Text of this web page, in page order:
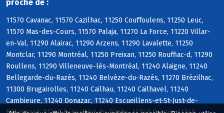
proche de :
11570 Cavanac, 11570 Cazilhac, 11250 Couffoulens, 11250 Leuc,
11570 Mas-des-Cours, 11570 Palaja, 11270 La Force, 11220 Villar-
en-Val, 11290 Alairac, 11290 Arzens, 11290 Lavalette, 11250
Montclar, 11290 Montréal, 11250 Preixan, 11250 Rouffiac-d, 11290
Roullens, 11290 Villeneuve-lès-Montréal, 11240 Alaigne, 11240
Bellegarde-du-Razès, 11240 Belvèze-du-Razès, 11270 Brézilhac,
11300 Brugairolles, 11240 Cailhau, 11240 Cailhavel, 11240
Cambieure, 11240 Donazac, 11240 Escueillens-et-St-Just-de-